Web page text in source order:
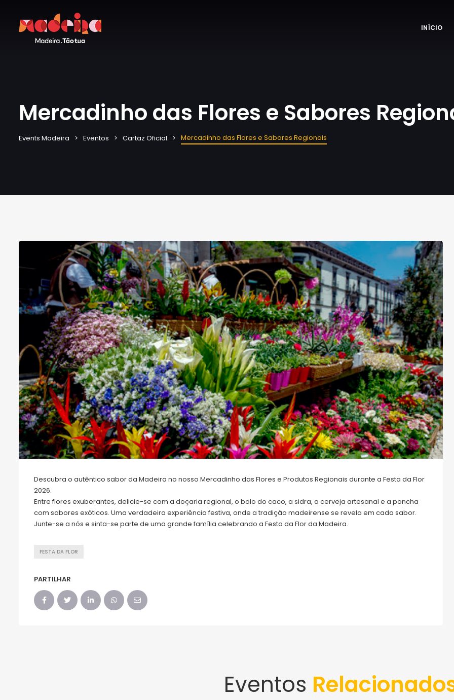
INÍCIO
Mercadinho das Flores e Sabores
Events Madeira Eventos Cartaz Oficial Mercadinho das Flores e Sabores Regionais
Descubra o autêntico sabor da Madeira no nosso Mercadinho das Flores e Produtos Regionais durante a Festa da Flor
2026.
Entre flores exuberantes, delicie-se com a doçaria regional, o bolo do caco, a sidra, a cerveja artesanal e a poncha
com sabores exóticos. Uma verdadeira experiência festiva, onde a tradição madeirense se revela em cada sabor.
Junte-se a nós e sinta-se parte de uma grande família celebrando a Festa da Flor da Madeira.
FESTA DA FLOR
PARTILHAR
Eventos